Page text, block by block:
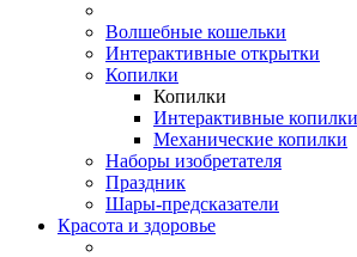
Волшебные кошельки
Интерактивные открытки
Копилки
Копилки
Интерактивные копилки
Механические копилки
Наборы изобретателя
Праздник
Шары-предсказатели
Красота и здоровье